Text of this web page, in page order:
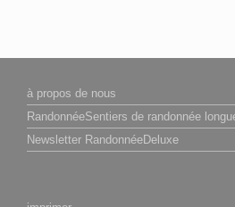
à propos de nous
RandonnéeSentiers de randonnée
Newsletter RandonnéeDeluxe